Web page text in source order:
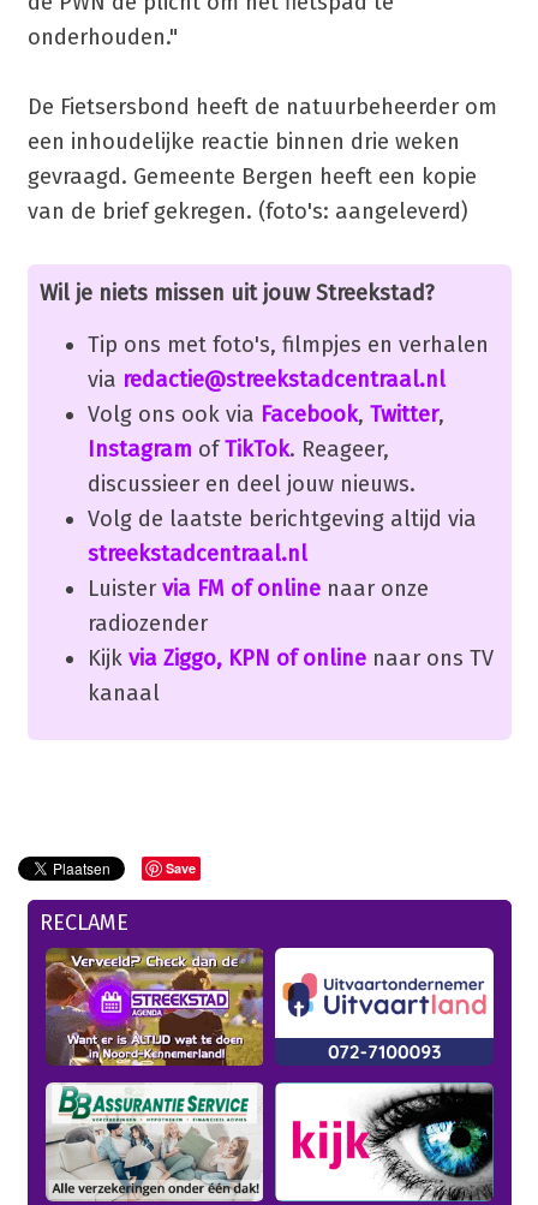
onderhouden."
De Fietsersbond heeft de natuurbeheerder om
een inhoudelijke reactie binnen drie weken
gevraagd. Gemeente Bergen heeft een kopie
van de brief gekregen. (foto's: aangeleverd)
Wil je niets missen uit jouw Streekstad?
Tip ons met foto's, filmpjes en verhalen
via redactie@streekstadcentraal.nl
Volg ons ook via Facebook, Twitter,
Instagram ofTikTok. Reageer,
discussieer en deel jouw nieuws.
Volg de laatste berichtgeving altijd via
streekstadcentraal.nl
Luister via FM of onlinenaar onze
radiozender
Kijk via Ziggo, KPN of onlinenaar ons TV
kanaal
Save
RECLAME